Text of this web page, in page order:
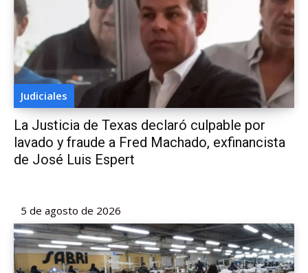
Judiciales
La Justicia de Texas declaró culpable por
lavado y fraude a Fred Machado, exfinancista
de José Luis Espert
5 de agosto de 2026